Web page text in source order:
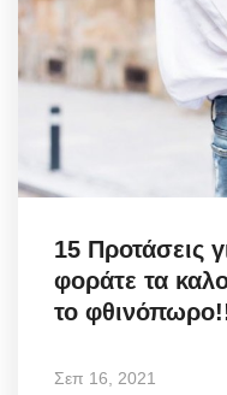
15 Προτάσεις
φοράτε τα
το
Σεπ 16, 2021